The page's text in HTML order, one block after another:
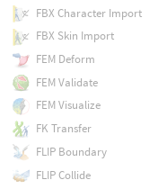
FBX Character Import
FBX Skin Import
FEM Deform
FEM Validate
FEM Visualize
FK Transfer
FLIP Boundary
FLIP Collide